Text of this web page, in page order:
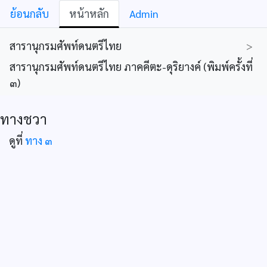
ย้อนกลับ หน้าหลัก Admin
สารานุกรมศัพท์ดนตรีไทย
>
สารานุกรมศัพท์ดนตรีไทย ภาคคีตะ-ดุริยางค์ (พิมพ์ครั้งที่
๓)
ทางชวา
ดูที่ ทาง ๓